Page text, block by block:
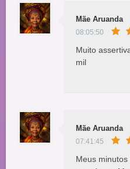
Mãe Aruanda
08:05:50
Muito
mil
Mãe Aruanda
07:41:45
Meus